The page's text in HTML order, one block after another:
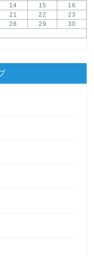
14 15
16
21 22
23
28 29
30